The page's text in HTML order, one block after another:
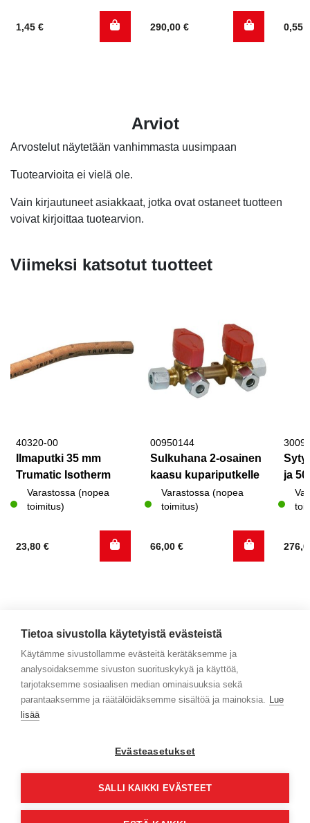
1,45 € 290,00 € 0,55
Arviot
Arvostelut näytetään vanhimmasta uusimpaan
Tuotearvioita ei vielä ole.
Vain kirjautuneet asiakkaat, jotka ovat ostaneet tuotteen
voivat kirjoittaa tuotearvion.
Viimeksi katsotut tuotteet
40320-00
Ilmaputki 35 mm
Trumatic Isotherm
Varastossa (nopea
toimitus)
23,80 €
00950144
Sulkuhana 2-osainen
kaasu kupariputkelle
Varastossa (nopea
toimitus)
66,00 €
ja
Yhteystiedot
Selaa tuotteita
Maksa turvallisesti
Tietoa sivustolla käytetyistä evästeistä
Käytämme sivustollamme evästeitä kerätäksemme ja
analysoidaksemme sivuston suorituskykyä ja käyttöä,
tarjotaksemme sosiaalisen median ominaisuuksia sekä
parantaaksemme ja räätälöidäksemme sisältöä ja mainoksia. Lue
lisää
Evästeasetukset
SALLI KAIKKI EVÄSTEET